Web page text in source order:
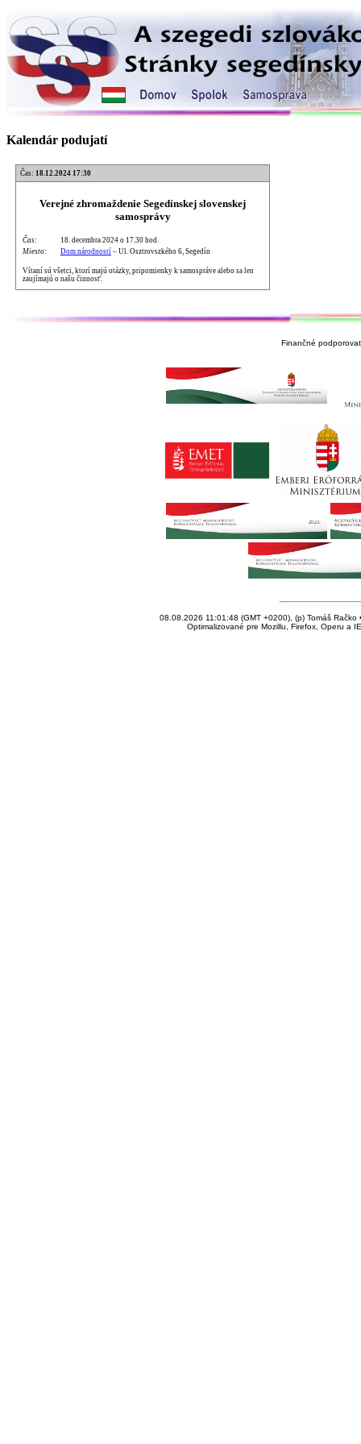
Kalendár podujatí
Čas: 18.12.2024 17:30
Verejné zhromaždenie Segedínskej slovenskej
samosprávy
Čas:
18. decembra 2024 o 17.30 hod.
Miesto:
Dom národností – Ul. Osztrovszkého 6, Segedín
Vítaní sú všetci, ktorí majú otázky, pripomienky k samospráve alebo sa len
zaujímajú o našu činnosť.
Finančné
08.08.2026 11:01:48 (GMT +0200), (p) Tomáš Račko
Optimalizované pre Mozillu, Firefox, Operu a